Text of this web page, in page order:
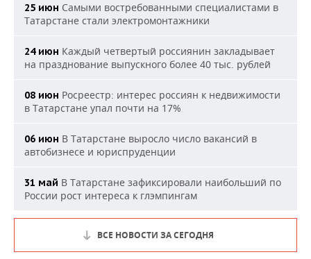
25 июн Самыми востребованными специалистами в
Татарстане стали электромонтажники
24 июн Каждый четвертый россиянин закладывает
на празднование выпускного более 40 тыс. рублей
08 июн Росреестр: интерес россиян к недвижимости
в Татарстане упал почти на 17%
06 июн В Татарстане выросло число вакансий в
автобизнесе и юриспруденции
31 май В Татарстане зафиксировали наибольший по
России рост интереса к глэмпингам
ВСЕ НОВОСТИ ЗА СЕГОДНЯ